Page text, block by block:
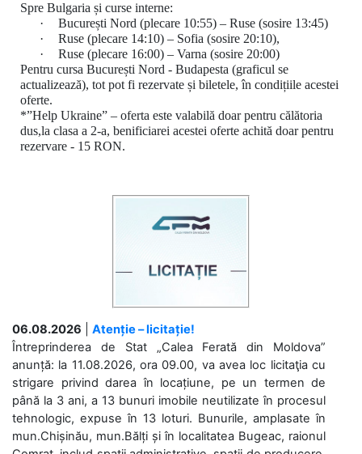
Spre Bulgaria și curse interne:
·
București Nord (plecare 10:55) – Ruse (sosire 13:45)
·
Ruse (plecare 14:10) – Sofia (sosire 20:10),
·
Ruse (plecare 16:00) – Varna (sosire 20:00)
Pentru cursa București Nord - Budapesta (graficul se
actualizează), tot pot fi rezervate și biletele, în condițiile acestei
oferte.
*”Help Ukraine” – oferta este valabilă doar pentru călătoria
dus,la clasa a 2-a, benificiarei acestei oferte achită doar pentru
rezervare - 15 RON.
06.08.2026
Atenție – licitație!
Întreprinderea de Stat „Calea Ferată din Moldova”
anunță: la 11.08.2026, ora 09.00, va avea loc licitaţia cu
strigare privind darea în locațiune, pe un termen de
până la 3 ani, a 13 bunuri imobile neutilizate în procesul
tehnologic, expuse în 13 loturi. Bunurile, amplasate în
mun.Chișinău, mun.Bălți și în localitatea Bugeac, raionul